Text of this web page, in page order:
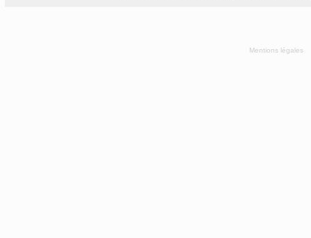
Mentions légales